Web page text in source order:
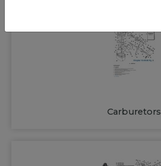
Carburetors